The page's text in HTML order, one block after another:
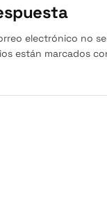
electrónico no
están marcados